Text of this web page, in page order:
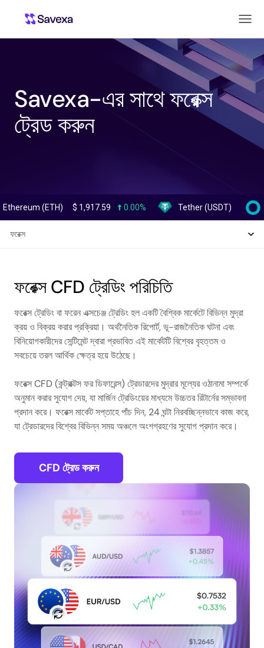
Savexa-এর সাথে ফরেক্স
ট্রেড করুন
(ETH) $1,917.59 0.00% Tether (USDT) $0.999342
ফরেক্স
ফরেক্স CFD ট্রেডিং পরিচিতি
ফরেক্স ট্রেডিং বা ফরেন এক্সচেঞ্জ ট্রেডিং হল একটি বৈশ্বিক মার্কেটে বিভিন্ন মুদ্রা
ক্রয় ও বিক্রয় করার প্রক্রিয়া। অর্থনৈতিক রিপোর্ট, ভূ-রাজনৈতিক ঘটনা এবং
বিনিয়োগকারীদের সেন্টিমেন্ট দ্বারা প্রভাবিত এই মার্কেটটি বিশ্বের বৃহত্তম ও
সবচেয়ে তরল আর্থিক ক্ষেত্র হয়ে উঠেছে।
ফরেক্স CFD (কন্ট্রাক্টস ফর ডিফারেন্স) ট্রেডারদের মুদ্রার মূল্যের ওঠানামা সম্পর্কে
অনুমান করার সুযোগ দেয়, যা মার্জিন ট্রেডিংয়ের মাধ্যমে উচ্চতর রিটার্নের সম্ভাবনা
প্রদান করে। ফরেক্স মার্কেট সপ্তাহে পাঁচ দিন, 24 ঘন্টা নিরবচ্ছিন্নভাবে কাজ করে,
যা ট্রেডারদের বিশ্বের বিভিন্ন সময় অঞ্চলে অংশগ্রহণের সুযোগ প্রদান করে।
CFD ট্রেড করুন